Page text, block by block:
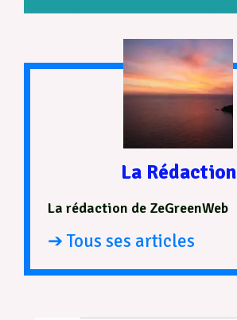
La Rédaction
La rédaction de ZeGreenWeb
➔ Tous ses articles